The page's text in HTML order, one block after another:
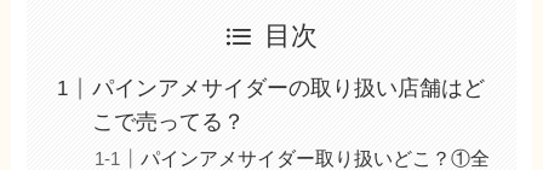
目次
パインアメサイダーの取り扱い店舗はど
こで売ってる？
パインアメサイダー取り扱いどこ？①全